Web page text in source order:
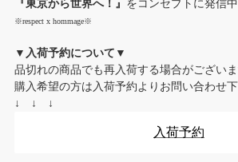
『東京から世界へ！』 をコンセプトに発信中
※respect x hommage※
▼入荷予約について▼
品切れの商品でも再入荷する場合がございま
購入希望の方は入荷予約よりお問い合わせ下
↓ ↓ ↓
入荷予約